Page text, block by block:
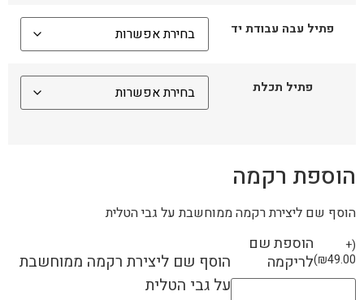
פתיל עבה עבודת יד
פתיל תכלת
הוספת רקמה
הוסף שם ליצירת רקמה ממוחשבת על גבי הטלית
הוספת שם
לריקמה
(
+
₪49.00
)
הוסף שם ליצירת רקמה ממוחשבת
על גבי הטלית